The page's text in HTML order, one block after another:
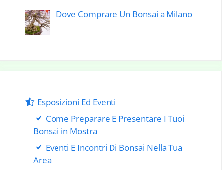
Dove Comprare Un Bonsai a Milano
Esposizioni Ed Eventi
Come Preparare E Presentare I Tuoi
Bonsai in Mostra
Eventi E Incontri Di Bonsai Nella Tua
Area